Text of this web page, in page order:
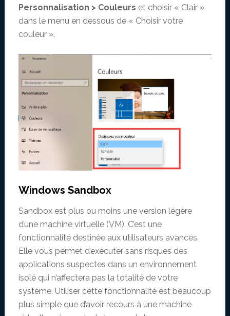
Personnalisation > Couleurs et choisir « Clair »
dans le menu en dessous de « Choisir votre
couleur ».
Windows Sandbox
Sandbox est plus ou moins une version légère
d’une machine virtuelle (VM). C’est une
fonctionnalité destinée aux utilisateurs avancés.
Elle vous permet d’exécuter sans risques des
applications suspectes dans un environnement
isolé qui n’affectera pas la totalité de votre
système. Utiliser cette fonctionnalité est beaucoup
plus simple que d’avoir recours à une machine